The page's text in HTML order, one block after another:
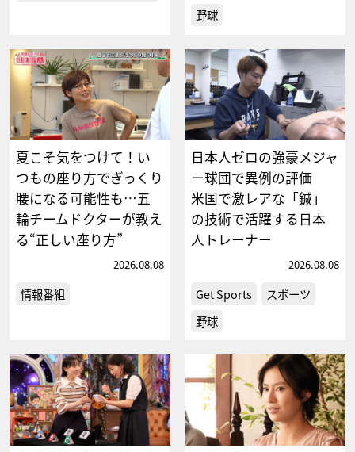
野球
夏こそ気をつけて！い
つもの座り方でぎっくり
腰になる可能性も…五
輪チームドクターが教え
る“正しい座り方”
2026.08.08
情報番組
日本人ゼロの強豪メジャ
ー球団で異例の評価
米国で激レアな「鍼」
の技術で活躍する日本
人トレーナー
2026.08.08
Get Sports
スポーツ
野球